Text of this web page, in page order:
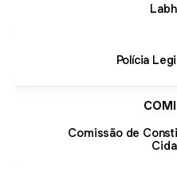
Polícia
Comissão de